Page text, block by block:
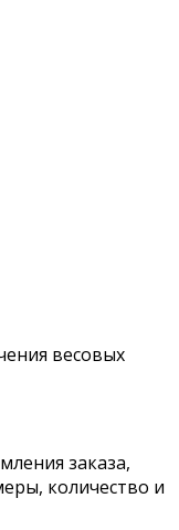
весовых
заказа,
количество и